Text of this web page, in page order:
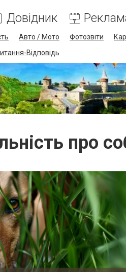
Довідник
Авто / Мото Фотозвіти
Відповідь
про